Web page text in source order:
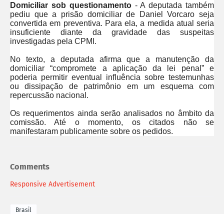
Domiciliar sob questionamento- A deputada também
pediu que a prisão domiciliar de Daniel Vorcaro seja
convertida em preventiva. Para ela, a medida atual seria
insuficiente diante da gravidade das suspeitas
investigadas pela CPMI.
No texto, a deputada afirma que a manutenção da
domiciliar “compromete a aplicação da lei penal” e
poderia permitir eventual influência sobre testemunhas
ou dissipação de patrimônio em um esquema com
repercussão nacional.
Os requerimentos ainda serão analisados no âmbito da
comissão. Até o momento, os citados não se
manifestaram publicamente sobre os pedidos.
Comments
Responsive Advertisement
Brasil